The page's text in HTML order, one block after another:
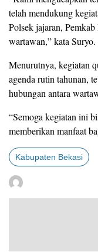
telah mendukung
Polsek jajaran,
wartawan,” kata Suryo.
Menurutnya, kegiatan
agenda rutin tahunan,
hubungan antara
“Semoga kegiatan ini
memberikan manfaat
Kabupaten Bekasi